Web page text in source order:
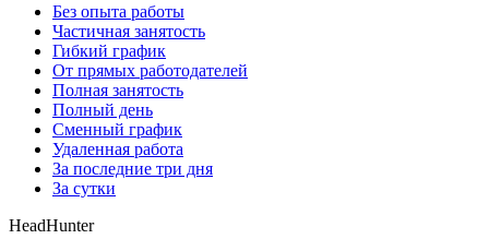
Без опыта работы
Частичная занятость
Гибкий график
От прямых работодателей
Полная занятость
Полный день
Сменный график
Удаленная работа
За последние три дня
За сутки
HeadHunter